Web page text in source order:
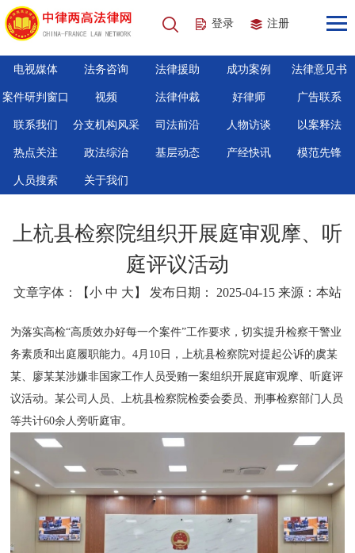
登录 注册
电视媒体 法务咨询 法律援助 成功案例 法律意见书
案件研判窗口 视频 法律仲裁 好律师 广告联系
联系我们 分支机构风采 司法前沿 人物访谈 以案释法
热点关注 政法综治 基层动态 产经快讯 模范先锋
人员搜索 关于我们
上杭县检察院组织开展庭审观摩、听
庭评议活动
文章字体：【小 中 大 】 发布日期： 2025-04-15 来源：本站
为落实高检“高质效办好每一个案件”工作要求，切实提升检察干警业
务素质和出庭履职能力。4月10日，上杭县检察院对提起公诉的虞某
某、廖某某涉嫌非国家工作人员受贿一案组织开展庭审观摩、听庭评
议活动。某公司人员、上杭县检察院检委会委员、刑事检察部门人员
等共计60余人旁听庭审。